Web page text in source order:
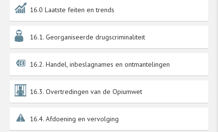
16.0 Laatste feiten en trends
16.1. Georganiseerde drugscriminaliteit
16.2. Handel, inbeslagnames en ontmantelingen
16.3. Overtredingen van de Opiumwet
16.4. Afdoening en vervolging